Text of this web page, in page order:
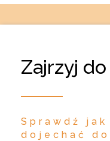
Zajrzyj
Sprawdź
dojechać